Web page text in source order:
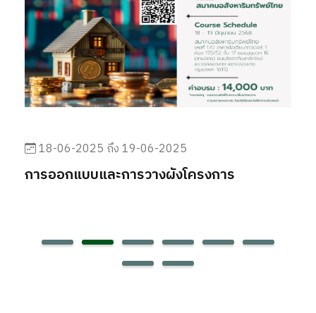
18-06-2025 ถึง 19-06-2025
การออกแบบและการวางผังโครงการ